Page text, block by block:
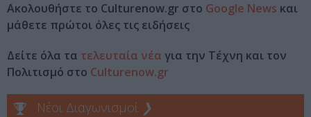
Ακολουθήστε το Culturenow.gr στο Google News και
μάθετε πρώτοι όλες τις ειδήσεις
Δείτε όλα τα τελευταία νέα για την Τέχνη και τον
Πολιτισμό στο Culturenow.gr
Νέοι Διαγωνισμοί ❯